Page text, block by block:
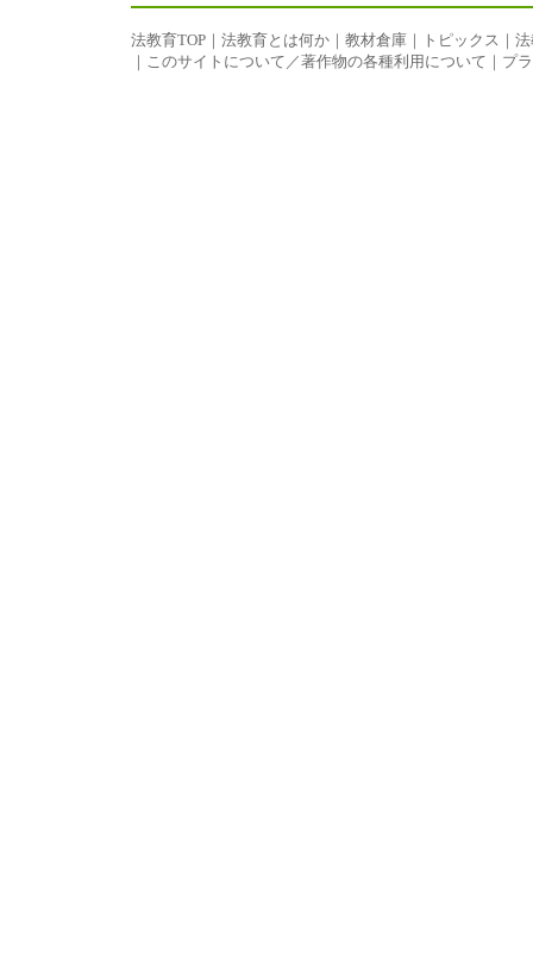
法教育TOP ｜ 法教育とは何か ｜ 教材倉庫 ｜ トピックス ｜
｜ このサイトについて／著作物の各種利用について ｜ プ